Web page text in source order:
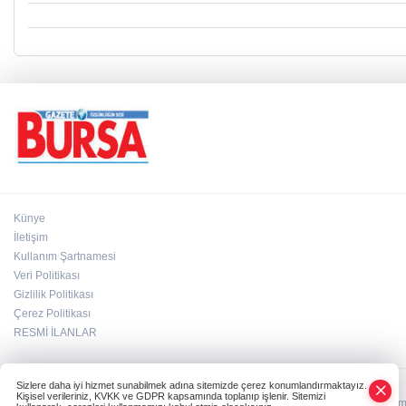
Künye
İletişim
Kullanım Şartnamesi
Veri Politikası
Gizlilik Politikası
Çerez Politikası
RESMİ İLANLAR
Sizlere daha iyi hizmet sunabilmek adına sitemizde çerez konumlandırmaktayız.
Kişisel verileriniz, KVKK ve GDPR kapsamında toplanıp işlenir. Sitemizi